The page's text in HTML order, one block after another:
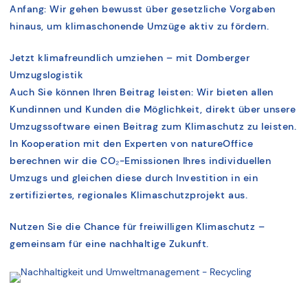
Anfang: Wir gehen bewusst über gesetzliche Vorgaben
hinaus, um klimaschonende Umzüge aktiv zu fördern.
Jetzt klimafreundlich umziehen – mit Domberger
Umzugslogistik
Auch Sie können Ihren Beitrag leisten: Wir bieten allen
Kundinnen und Kunden die Möglichkeit, direkt über unsere
Umzugssoftware einen Beitrag zum Klimaschutz zu leisten.
In Kooperation mit den Experten von natureOffice
berechnen wir die CO₂-Emissionen Ihres individuellen
Umzugs und gleichen diese durch Investition in ein
zertifiziertes, regionales Klimaschutzprojekt aus.
Nutzen Sie die Chance für freiwilligen Klimaschutz –
gemeinsam für eine nachhaltige Zukunft.